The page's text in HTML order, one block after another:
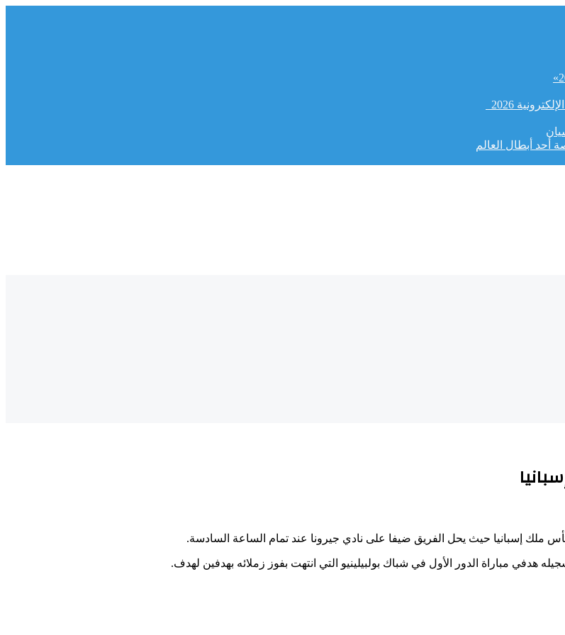
2026
أحد أبطال العالم
ملك إسبانيا حيث يحل الفريق ضيفا على نادي جيرونا عند تمام الساعة السادسة.
هدفي مباراة الدور الأول في شباك بولبيلينيو التي انتهت بفوز زملائه بهدفين لهدف.